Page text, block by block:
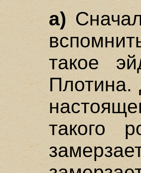
а)
такое
Плотина.
такого